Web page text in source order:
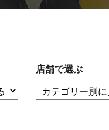
店舗で選ぶ